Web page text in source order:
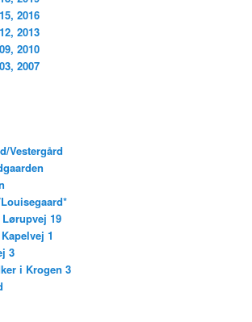
2016
2013
2010
2007
Vestergård
19
1
3
i Krogen 3